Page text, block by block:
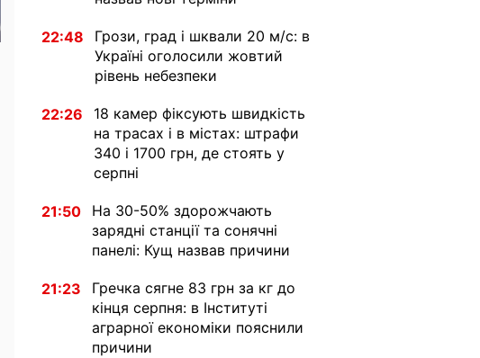
22:48
Грози, град і шквали 20 м/с: в
Україні оголосили жовтий
рівень небезпеки
22:26
18 камер фіксують швидкість
на трасах і в містах: штрафи
340 і 1700 грн, де стоять у
серпні
21:50
На 30-50% здорожчають
зарядні станції та сонячні
панелі: Кущ назвав причини
21:23
Гречка сягне 83 грн за кг до
кінця серпня: в Інституті
аграрної економіки пояснили
причини